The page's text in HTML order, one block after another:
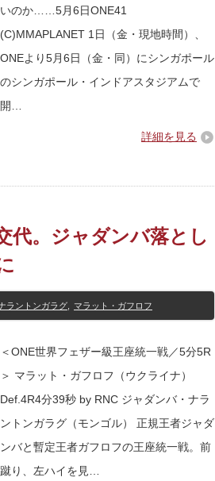
いのか……5月6日ONE41
(C)MMAPLANET 1日（金・現地時間）、
ONEより5月6日（金・同）にシンガポール
のシンガポール・インドアスタジアムで
開…
詳細を見る
代。ジャダンバ落とし
ラントンガラグ マラット・ガフロフ
＜ONE世界フェザー級王座統一戦／5分5R
＞ マラット・ガフロフ（ウクライナ）
Def.4R4分39秒 by RNC ジャダンバ・ナラ
ントンガラグ（モンゴル） 正規王者ジャダ
ンバと暫定王者ガフロフの王座統一戦。前
蹴り、左ハイを見…